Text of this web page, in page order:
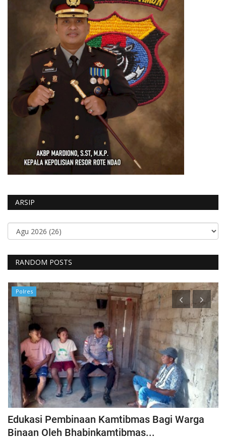
ARSIP
RANDOM POSTS
Polres
Edukasi Pembinaan Kamtibmas Bagi Warga
Binaan Oleh Bhabinkamtibmas...